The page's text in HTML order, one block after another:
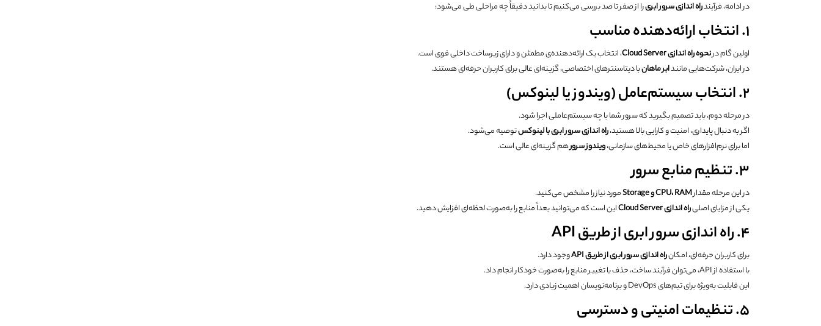
در ادامه، فرآیندراه اندازی سرور ابریرا از صفر تا صد بررسی می‌کنیم تا بدانید دقیقاً چه مراحلی طی می‌شود:
۱. انتخاب ارائه‌دهنده مناسب
اولین گام درنحوه راه اندازی
، انتخاب یک ارائه‌دهنده‌ی مطمئن و دارای زیرساخت داخلی قوی است.
در ایران، شرکت‌هایی مانندابر ماهانبا دیتاسنترهای اختصاصی، گزینه‌ای عالی برای کاربران حرفه‌ای هستند.
۲. انتخاب سیستم‌عامل (ویندوز یا لینوکس)
در مرحله دوم، باید تصمیم بگیرید که سرور شما با چه سیستم‌عاملی اجرا شود.
اگر به دنبال پایداری، امنیت و کارایی بالا هستید،راه اندازی سرور ابری با لینوکستوصیه می‌شود.
اما برای نرم‌افزارهای خاص یا محیط‌های سازمانی،ویندوز سرورهم گزینه‌ای عالی است.
۳. تنظیم منابع سرور
در این مرحله مقدار CPU،RAM و
مورد نیاز را مشخص می‌کنید.
یکی از مزایای اصلیراه اندازی این است که می‌توانید بعداً منابع را به‌صورت لحظه‌ای افزایش دهید.
۴. راه اندازی سرور ابری از طریق API
برای کاربران حرفه‌ای، امکانراه اندازی سرور ابری از طریق
وجود دارد.
با استفاده از API، می‌توان فرآیند ساخت، حذف یا تغییر منابع را به‌صورت خودکار انجام داد.
این قابلیت به‌ویژه برای تیم‌های DevOps و برنامه‌نویسان اهمیت زیادی دارد.
۵. تنظیمات امنیتی و دسترسی